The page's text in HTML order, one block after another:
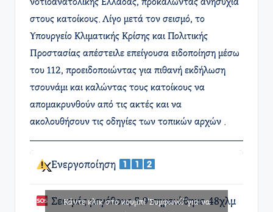
νοτιοανατολικής Ελλάδας, προκαλώντας ανησυχία
στους κατοίκους. Λίγο μετά τον σεισμό, το
Υπουργείο Κλιματικής Κρίσης και Πολιτικής
Προστασίας απέστειλε επείγουσα ειδοποίηση μέσω
του 112, προειδοποιώντας για πιθανή εκδήλωση
τσουνάμι και καλώντας τους κατοίκους να
απομακρυνθούν από τις ακτές και να
ακολουθήσουν τις οδηγίες των τοπικών αρχών .
Ενεργοποίηση
Σεισμός μεγέθους 5.9 σημειώθηκε 48χλμ
Κάντε κλικ στο κουμπί 'Συμφωνώ' για να